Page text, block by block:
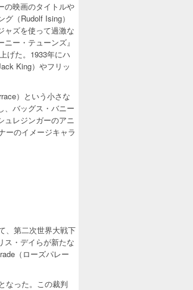
の映画のタイトルや
（Rudolf Ising）
ャズを使って過激な
ー・テューンズ』
げた。1933年にハ
King）やフリッ
）という小さな
、バッグス・バニー
ュレジンガーのアニ
ーのイメージキャラ
、第二次世界大戦下
ス・デイらが新たな
（ローズパレー
なった。この裁判